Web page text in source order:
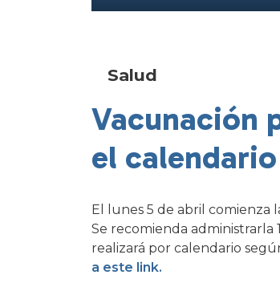
Salud
Vacunación
el
El lunes 5 de abril comienza
Se recomienda administrarla
realizará por calendario
a este link.